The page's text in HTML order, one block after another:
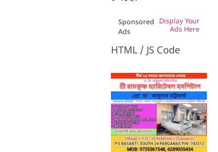
Sponsored
Ads
Display Your
Ads Here
HTML / JS Code